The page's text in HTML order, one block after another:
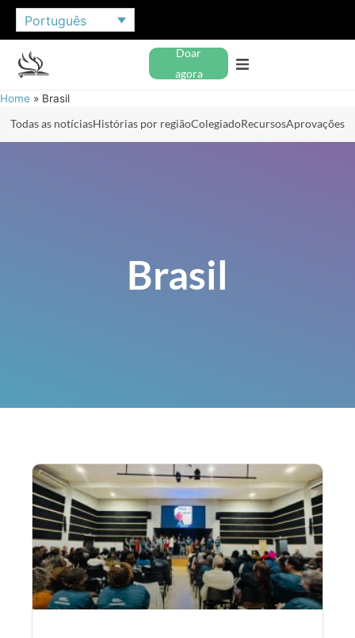
Português
Doar
agora
Home » Brasil
Todas as notíciasHistórias por regiãoColegiadoRecursosAprovações
Brasil